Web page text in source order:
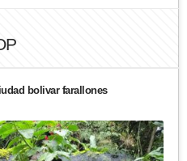
bolivar farallones